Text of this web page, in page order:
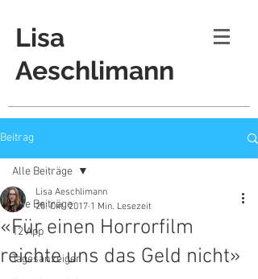
Lisa
Aeschlimann
Beitrag
Alle Beiträge
12 App
Tagesanzeiger
Alle Beiträge
«Für einen Horrorfilm
reichte uns das Geld nicht»
Lisa Aeschlimann
25. Okt. 2017 1 Min. Lesezeit